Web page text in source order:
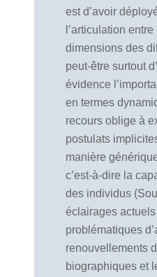
est d’avoir
l’articulation
dimensions des
peut-être surtout
évidence
en termes
recours oblige à
postulats
manière
c’est-à-dire la
des individus
éclairages
problématiques
renouvellements
biographiques et